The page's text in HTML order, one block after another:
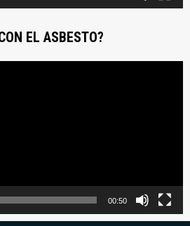
EL ASBESTO?
00:50